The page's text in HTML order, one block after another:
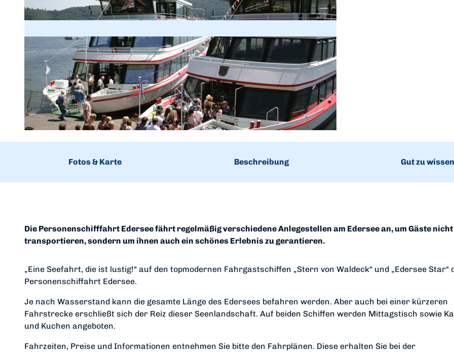
Fotos & Karte Beschreibung Gut zu wissen
Die Personenschifffahrt Edersee fährt regelmäßig verschiedene Anlegestellen am Edersee an, um Gäste
transportieren, sondern um ihnen auch ein schönes Erlebnis zu gerantieren.
„Eine Seefahrt, die ist lustig!“ auf den topmodernen Fahrgastschiffen „Stern von Waldeck“ und „Edersee Star“
Personenschiffahrt Edersee.
Je nach Wasserstand kann die gesamte Länge des Edersees befahren werden. Aber auch bei einer kürzeren
Fahrstrecke erschließt sich der Reiz dieser Seenlandschaft. Auf beiden Schiffen werden Mittagstisch sowie
und Kuchen angeboten.
Fahrzeiten, Preise und Informationen entnehmen Sie bitte den Fahrplänen. Diese erhalten Sie bei der